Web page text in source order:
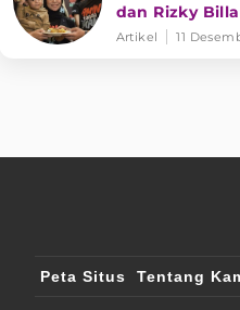
dan Rizky
Inul Daratista
Artikel 11
Peta Situs Tentang